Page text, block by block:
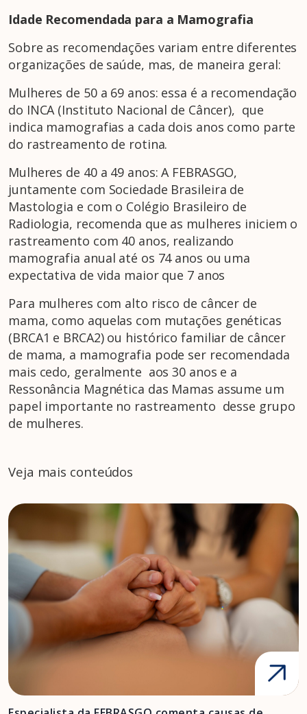
Idade Recomendada para a Mamografia
Sobre as recomendações variam entre diferentes
organizações de saúde, mas, de maneira geral:
Mulheres de 50 a 69 anos: essa é a recomendação
do INCA (Instituto Nacional de Câncer), que
indica mamografias a cada dois anos como parte
do rastreamento de rotina.
Mulheres de 40 a 49 anos: A FEBRASGO,
juntamente com Sociedade Brasileira de
Mastologia e com o Colégio Brasileiro de
Radiologia, recomenda que as mulheres iniciem o
rastreamento com 40 anos, realizando
mamografia anual até os 74 anos ou uma
expectativa de vida maior que 7 anos
Para mulheres com alto risco de câncer de
mama, como aquelas com mutações genéticas
(BRCA1 e BRCA2) ou histórico familiar de câncer
de mama, a mamografia pode ser recomendada
mais cedo, geralmente aos 30 anos e a
Ressonância Magnética das Mamas assume um
papel importante no rastreamento desse grupo
de mulheres.
Veja mais conteúdos